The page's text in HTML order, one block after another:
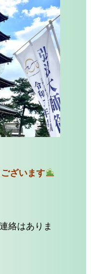
ざいます
絡はありま